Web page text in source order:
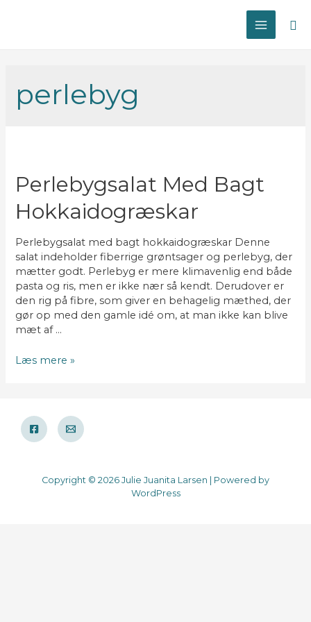
MAIN
perlebyg
Perlebygsalat Med Bagt
Hokkaidogræskar
Perlebygsalat med bagt hokkaidogræskar Denne
salat indeholder fiberrige grøntsager og perlebyg, der
mætter godt. Perlebyg er mere klimavenlig end både
pasta og ris, men er ikke nær så kendt. Derudover er
den rig på fibre, som giver en behagelig mæthed, der
gør op med den gamle idé om, at man ikke kan blive
mæt af …
Perlebygsalat
Læs mere »
Copyright © 2026 Julie Juanita Larsen | Powered by
WordPress